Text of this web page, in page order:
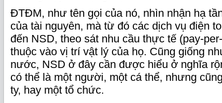
ĐTĐM, như tên gọi của nó, nhìn nhận hạ
của tài nguyên, mà từ đó các dịch vụ điện
đến NSD, theo sát nhu cầu thực tế (pay-
thuộc vào vị trí vật lý của họ. Cũng giống
nước, NSD ở đây cần được hiểu ở nghĩa
có thể là một người, một cá thể, nhưng
ty, hay một tổ chức.